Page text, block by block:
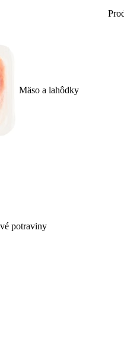
Mäso a lahôdky
potraviny